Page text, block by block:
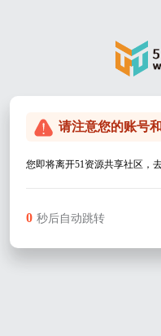
请注意您的账号
您即将离开51资源共享社区，
0 秒后自动跳转